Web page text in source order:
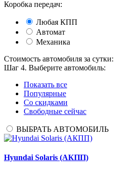
Коробка передач:
Любая КПП
Автомат
Механика
Стоимость автомобиля за сутки:
Шаг 4. Выберите автомобиль:
Показать все
Популярные
Со скидками
Свободные сейчас
ВЫБРАТЬ АВТОМОБИЛЬ
Hyundai Solaris (АКПП)